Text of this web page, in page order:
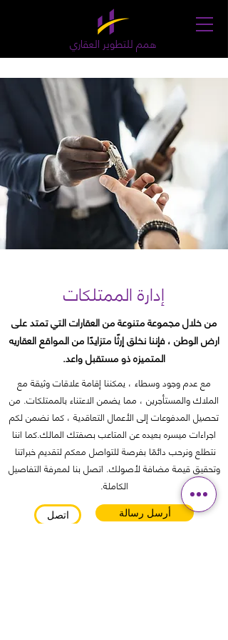
همم للتطوير العقاري
إدارة الممتلكات
من خلال مجموعة متنوعة من العقارات التي تمتد على
ارض الوطن ، فإننا نخلق إرثًا متزايدًا من المواقع العقاريه
المتميزه ذو مستقبل واعد.
مع عدم وجود وسطاء ، يمكننا إقامة علاقات وثيقة مع
الملاك والمستأجرين ، مما يضمن الاعتناء بالممتلكات. من
تحصيل المدفوعات إلى الأعمال التعاقدية ، كما نضمن لكم
اجراءات ميسره بعيده عن المتاعب بصفتك المالك.كما اننا
نتطلع ونرحب دائمًا بفرصة للتواصل معكم لتقديم خبراتنا
وتحقيق قيمة مضافة لأصولك. اتصل بنا لمعرفة التفاصيل
الكاملة.
اتصل أرسل رسالة